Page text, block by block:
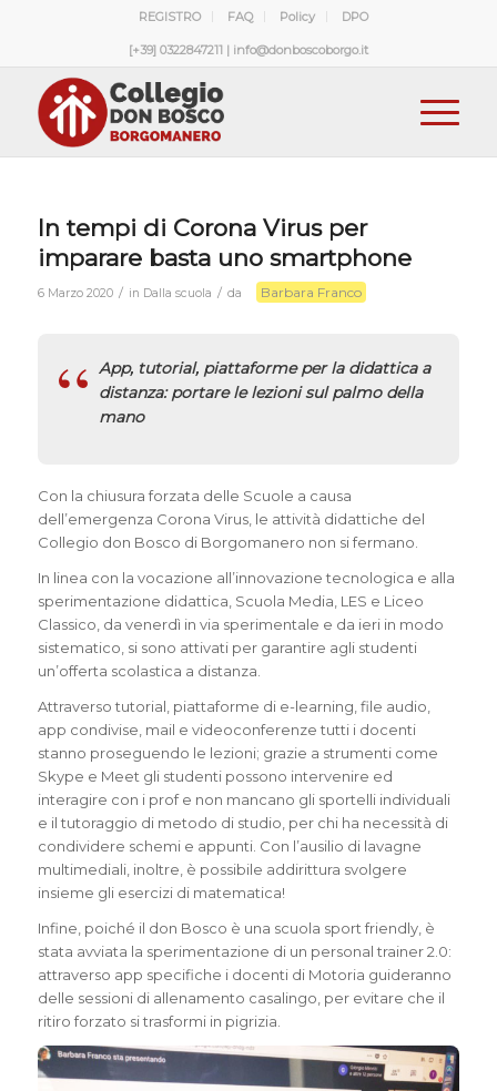
REGISTRO FAQ Policy DPO
[+39] 0322847211 | info@donboscoborgo.it
In tempi di Corona Virus per
imparare basta uno smartphone
6 Marzo 2020 / in Dalla scuola / da Barbara Franco
App, tutorial, piattaforme per la didattica a
distanza: portare le lezioni sul palmo della
mano
Con la chiusura forzata delle Scuole a causa
dell’emergenza Corona Virus, le attività didattiche del
Collegio don Bosco di Borgomanero non si fermano.
In linea con la vocazione all’innovazione tecnologica e alla
sperimentazione didattica, Scuola Media, LES e Liceo
Classico, da venerdì in via sperimentale e da ieri in modo
sistematico, si sono attivati per garantire agli studenti
un’offerta scolastica a distanza.
Attraverso tutorial, piattaforme di e-learning, file audio,
app condivise, mail e videoconferenze tutti i docenti
stanno proseguendo le lezioni; grazie a strumenti come
Skype e Meet gli studenti possono intervenire ed
interagire con i prof e non mancano gli sportelli individuali
e il tutoraggio di metodo di studio, per chi ha necessità di
condividere schemi e appunti. Con l’ausilio di lavagne
multimediali, inoltre, è possibile addirittura svolgere
insieme gli esercizi di matematica!
Infine, poiché il don Bosco è una scuola sport friendly, è
stata avviata la sperimentazione di un personal trainer 2.0:
attraverso app specifiche i docenti di Motoria guideranno
delle sessioni di allenamento casalingo, per evitare che il
ritiro forzato si trasformi in pigrizia.